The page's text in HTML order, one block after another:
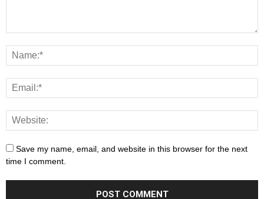
Save my name, email, and website in this browser for the next
time I comment.